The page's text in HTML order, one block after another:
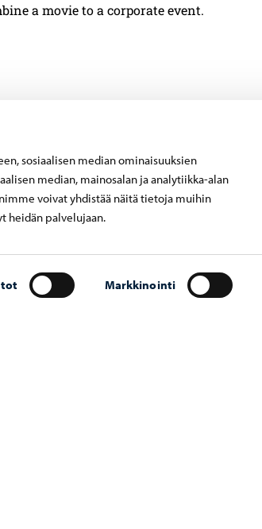
sosiaalisen median ominaisuuksien
median, mainosalan ja analytiikka-alan
voivat yhdistää näitä tietoja muihin
heidän palvelujaan.
Markkinointi
a movie to a corporate event.